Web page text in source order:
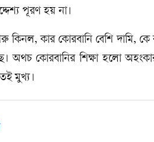
পূরণ হয় না।
কার কোরবানি বেশি দামি, কে
কোরবানির শিক্ষা হলো
মুখ্য।